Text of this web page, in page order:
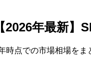
2026年最新】
時点での市場相場をま